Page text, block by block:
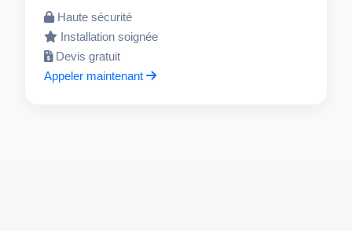
Haute sécurité
Installation soignée
Devis gratuit
Appeler maintenant